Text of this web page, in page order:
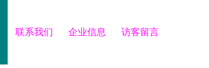
联系我们 企业信息 访客留言